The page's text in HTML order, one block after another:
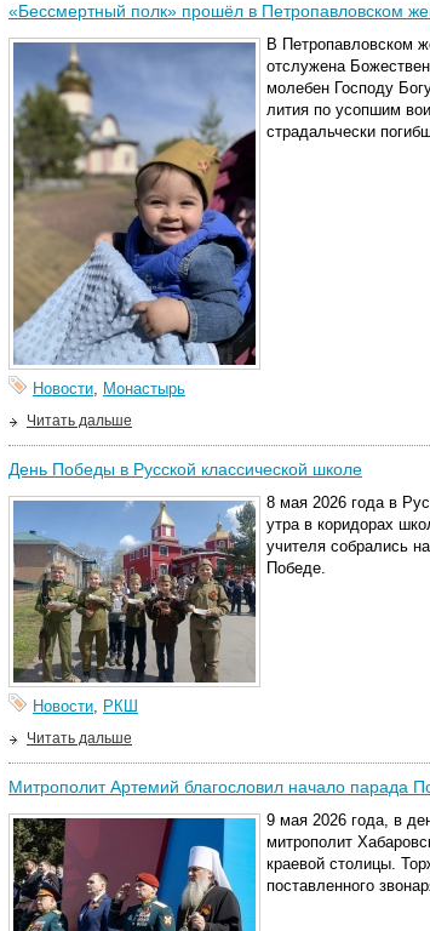
«Бессмертный полк» прошёл в Петропавловском
В Петропавловском​
отслужена
молебен Господу
лития по усопшим
страдальчески
Новости, Монастырь
Читать дальше
День Победы в Русской классической школе
8 мая 2026 года в
утра в коридорах
учителя собрались
Победе.
Новости, РКШ
Читать дальше
Митрополит Артемий благословил начало парада
9 мая 2026 года, в
митрополит
краевой столицы.
поставленного